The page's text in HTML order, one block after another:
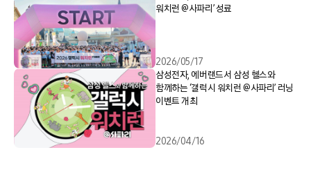
워치런 @사파리’ 성료
2026/05/17
삼성전자, 에버랜드서 삼성 헬스와
함께하는 ‘갤럭시 워치런 @사파리’ 러닝
이벤트 개최
2026/04/16